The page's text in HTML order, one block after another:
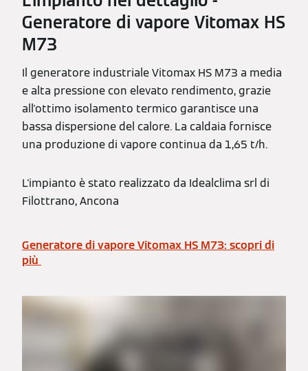
Generatore di vapore Vitomax HS
M73
Il generatore industriale Vitomax HS M73 a media
e alta pressione con elevato rendimento, grazie
all'ottimo isolamento termico garantisce una
bassa dispersione del calore. La caldaia fornisce
una produzione di vapore continua da 1,65 t/h.
L'impianto è stato realizzato da Idealclima srl di
Filottrano, Ancona
Generatore di vapore Vitomax HS M73: scopri di
più